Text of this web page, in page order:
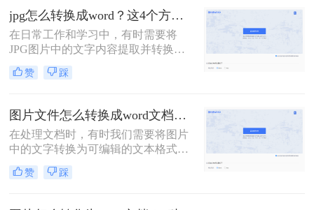
将介绍4种实用方法，助您高效完成
转换。
jpg怎么转换成word？这4个方法教你学会！
在日常工作和学习中，有时需要将
JPG图片中的文字内容提取并转换为
Word文档，以便于编辑和分享。那么
jpg怎么转换成word呢？本文将介绍四
赞 踩
图片文件怎么转换成word文档？教你4招轻松搞定！
在处理文档时，有时我们需要将图片
中的文字转换为可编辑的文本格式，
例如Word文档。这通常涉及到光学字
符识别（OCR）技术，它可以识别图
赞 踩